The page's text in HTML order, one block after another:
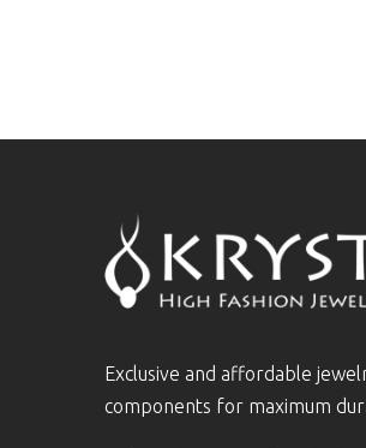
Exclusive and affordable
components for maximum